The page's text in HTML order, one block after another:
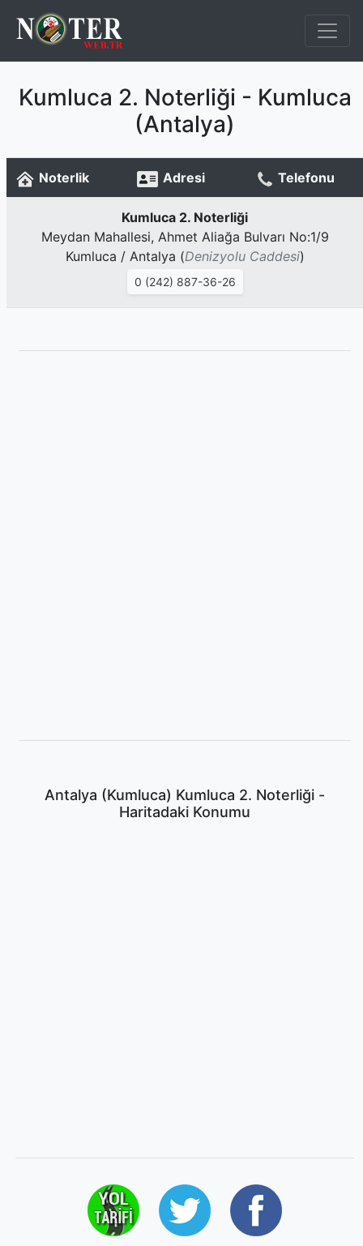
Kumluca 2. Noterliği - Kumluca
(Antalya)
Noterlik Adresi Telefonu
Kumluca 2. Noterliği
Meydan Mahallesi, Ahmet Aliağa Bulvarı No:1/9
Kumluca / Antalya (Denizyolu Caddesi)
0 (242) 887-36-26
Antalya (Kumluca) Kumluca 2. Noterliği -
Haritadaki Konumu